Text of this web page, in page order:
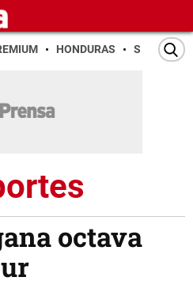
HONDURAS SAN PEDRO
octava